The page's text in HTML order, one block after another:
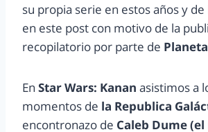
su propia serie en estos años y
en este post con motivo de la
recopilatorio por parte de
En Star Wars: Kanan asistimos a
momentos de la Republica
encontronazo de Caleb Dume